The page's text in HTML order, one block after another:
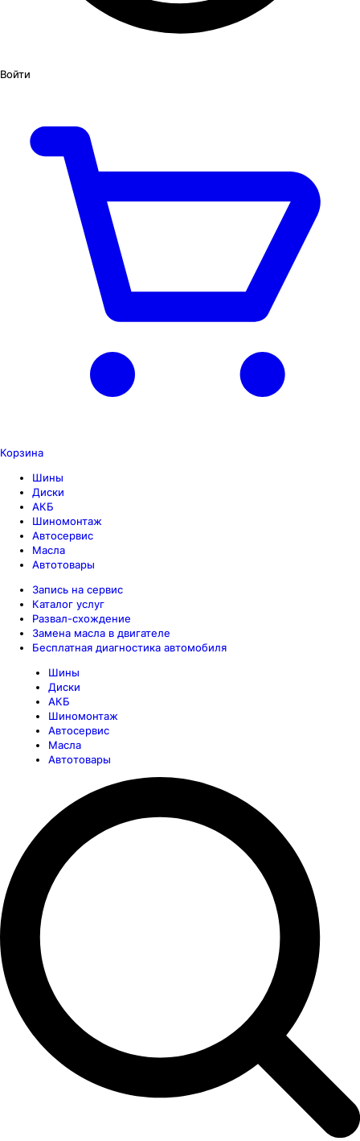
Войти
Корзина
Шины
Диски
АКБ
Шиномонтаж
Автосервис
Масла
Автотовары
Запись на сервис
Каталог услуг
Развал-схождение
Замена масла в двигателе
Бесплатная диагностика автомобиля
Шины
Диски
АКБ
Шиномонтаж
Автосервис
Масла
Автотовары